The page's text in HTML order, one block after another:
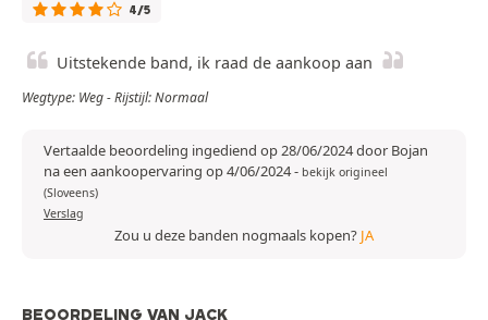
4/5
Uitstekende band, ik raad de aankoop aan
Wegtype: Weg - Rijstijl: Normaal
Vertaalde beoordeling ingediend op 28/06/2024 door Bojan
na een aankoopervaring op 4/06/2024- bekijk origineel
(Sloveens)
Verslag
Zou u deze banden nogmaals kopen? JA
BEOORDELING VAN JACK